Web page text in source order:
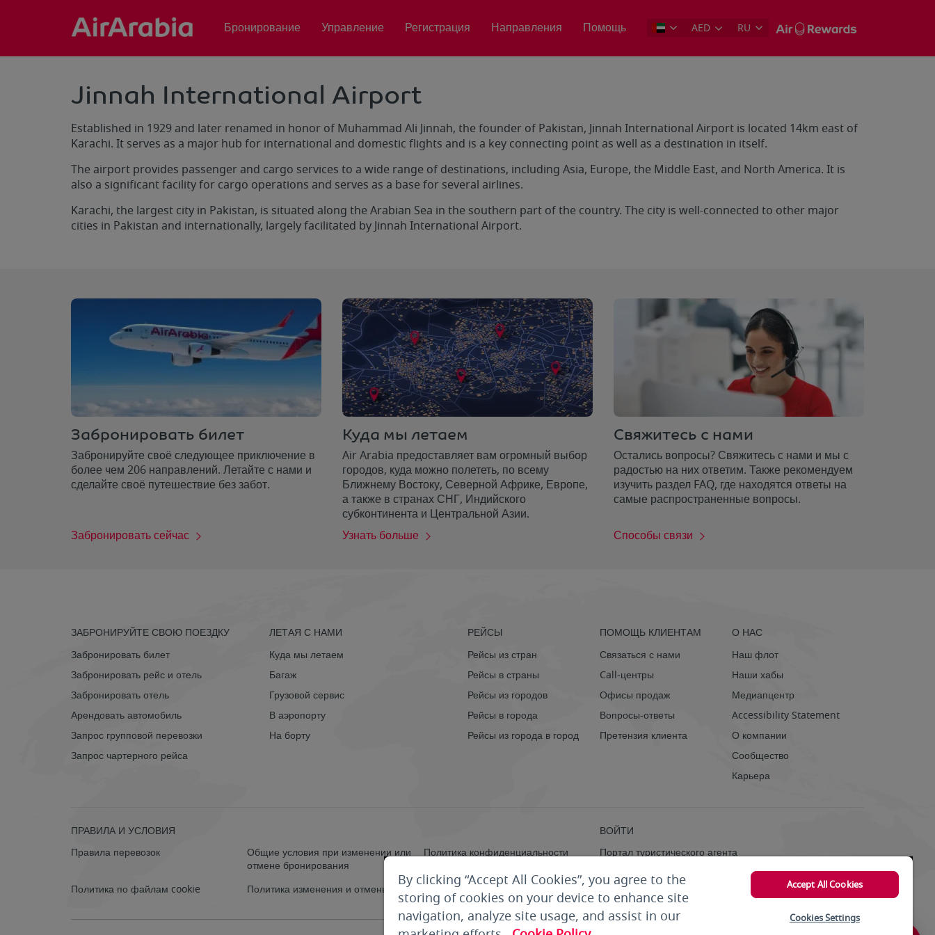
AED RU
Бронирование Управление Регистрация Направления Помощь
Jinnah International Airport
Established in 1929 and later renamed in honor of Muhammad Ali Jinnah, the founder of Pakistan, Jinnah International Airport is located 14km east of
Karachi. It serves as a major hub for international and domestic flights and is a key connecting point as well as a destination in itself.
The airport provides passenger and cargo services to a wide range of destinations, including Asia, Europe, the Middle East, and North America. It is
also a significant facility for cargo operations and serves as a base for several airlines.
Karachi, the largest city in Pakistan, is situated along the Arabian Sea in the southern part of the country. The city is well-connected to other major
cities in Pakistan and internationally, largely facilitated by Jinnah International Airport.
Забронировать билет
Забронируйте своё следующее приключение в
более чем 206 направлений. Летайте с нами и
сделайте своё путешествие без забот.
Забронировать сейчас
Куда мы летаем
Air Arabia предоставляет вам огромный выбор
городов, куда можно полететь, по всему
Ближнему Востоку, Северной Африке, Европе,
а также в странах СНГ, Индийского
субконтинента и Центральной Азии.
Узнать больше
Свяжитесь с нами
Остались вопросы? Свяжитесь с нами и мы с
радостью на них ответим. Также рекомендуем
изучить раздел FAQ, где находятся ответы на
самые распространенные вопросы.
Способы связи
ЗАБРОНИРУЙТЕ СВОЮ ПОЕЗДКУ
Забронировать билет
Забронировать рейс и отель
Забронировать отель
Арендовать автомобиль
Запрос групповой перевозки
Запрос чартерного рейса
ЛЕТАЯ С НАМИ
Куда мы летаем
Багаж
Грузовой сервис
В аэропорту
На борту
РЕЙСЫ
Рейсы из стран
Рейсы в страны
Рейсы из городов
Рейсы в города
Рейсы из города в город
ПОМОЩЬ КЛИЕНТАМ
Связаться с нами
Call-центры
Офисы продаж
Вопросы-ответы
Претензия клиента
О НАС
Наш флот
Наши хабы
Медиапцентр
Accessibility Statement
О компании
Сообщество
Карьера
ПРАВИЛА И УСЛОВИЯ
Правила перевозок
Общие условия при изменении или
отмене бронирования
Политика конфиденциальности
Политика по файлам cookie Политика изменения и отмены
ВОЙТИ
Портал туристического агента
Управление бронированием
By clicking “Accept All Cookies”, you agree to the
storing of cookies on your device to enhance site
navigation, analyze site usage, and assist in our
Accept All Cookies
Cookies Settings